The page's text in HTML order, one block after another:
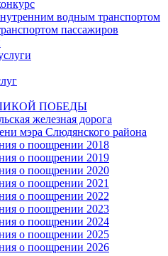
водным транспортом
пассажиров
ПОБЕДЫ
железная дорога
мэра Слюдянского района
о поощрении 2018
о поощрении 2019
о поощрении 2020
о поощрении 2021
о поощрении 2022
о поощрении 2023
о поощрении 2024
о поощрении 2025
о поощрении 2026